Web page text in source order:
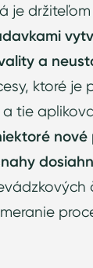
je
a
ktoré je
tie